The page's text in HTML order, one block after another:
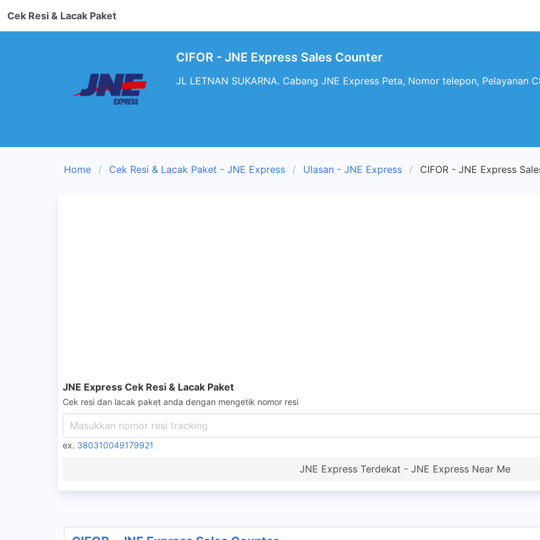
Cek Resi & Lacak Paket
CIFOR - JNE Express Sales Counter
JL LETNAN SUKARNA. Cabang JNE Express Peta, Nomor telepon, Pelayanan
Home Cek Resi & Lacak Paket - JNE Express Ulasan - JNE Express CIFOR - JNE Express
JNE Express Cek Resi & Lacak Paket
Cek resi dan lacak paket anda dengan mengetik nomor resi
ex. 380310049179921
JNE Express Terdekat - JNE Express Near Me